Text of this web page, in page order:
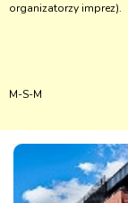
organizatorzy imprez).
M-S-M